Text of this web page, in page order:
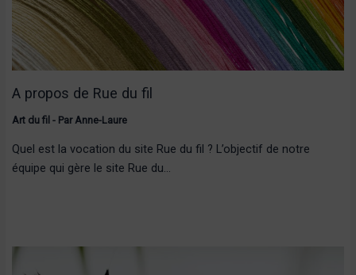
A propos de Rue du fil
Art du fil - Par Anne-Laure
Quel est la vocation du site Rue du fil ? L’objectif de notre
équipe qui gère le site Rue du…